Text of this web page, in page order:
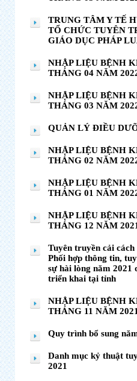
TRUNG TÂM Y TẾ
TỔ CHỨC TUYÊN
GIÁO DỤC PHÁP
NHẬP LIỆU BỆNH
THÁNG 04 NĂM
NHẬP LIỆU BỆNH
THÁNG 03 NĂM
QUẢN LÝ ĐIỀU
NHẬP LIỆU BỆNH
THÁNG 02 NĂM
NHẬP LIỆU BỆNH
THÁNG 01 NĂM
NHẬP LIỆU BỆNH
THÁNG 12 NĂM 2021
Tuyên truyền cải
Phối hợp thông tin,
sự hài lòng năm 2021
triển khai tại tỉnh
NHẬP LIỆU BỆNH
THÁNG 11 NĂM 2021
Quy trình bổ sung
Danh mục kỷ thuật
2021